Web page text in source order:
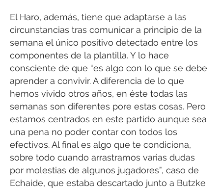
El Haro, además, tiene que adaptarse a las
circunstancias tras comunicar a principio de la
semana el único positivo detectado entre los
componentes de la plantilla. Y lo hace
consciente de que “es algo con lo que se debe
aprender a convivir. A diferencia de lo que
hemos vivido otros años, en éste todas las
semanas son diferentes pore estas cosas. Pero
estamos centrados en este partido aunque sea
una pena no poder contar con todos los
efectivos. Al final es algo que te condiciona,
sobre todo cuando arrastramos varias dudas
por molestias de algunos jugadores”, caso de
Echaide, que estaba descartado junto a Butzke